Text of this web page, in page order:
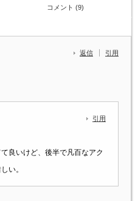
コメント (9)
返信 引用
引用
良いけど、後半で凡百なアク
い。